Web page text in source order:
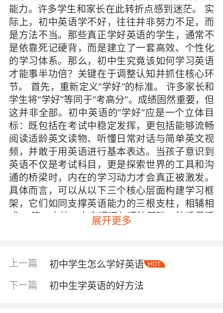
能力。许多学生和家长在此转折点感到迷茫。 实
际上，初中英语学不好，往往并非努力不足，而
是方法不当。那些真正学好英语的学生，通常不
是依靠死记硬背，而是建立了一套高效、个性化
的学习体系。那么，初中生究竟该如何学习英语
才能事半功倍？关键在于调整认知并抓住核心环
节。 首先，重新定义“学好”的标准。 许多家长和
学生将“学好”等同于“考高分”。成绩固然重要，但
这并非全部。初中英语的“学好”应是一个立体目
标：既包括在考试中稳定发挥，更包括能够流畅
阅读适龄英文读物、听懂日常对话与简单英文视
频，并敢于用英语进行基本表达。当孩子意识到
英语不仅是考试科目，更是探索世界的工具和沟
通的桥梁时，内在的学习动力才会真正被激发。
具体而言，可以从以下三个核心层面构建学习框
架，它们如同支撑英语能力的三根支柱，相辅相
成。 第一支柱：夯实词汇与语法基础，注重灵活
运用。 词汇是语言的基石。初中课标要求掌握约
背”的循环。建议避免孤立背诵单词表，而是在语
境中记忆。例如，学习单词“brilliant”时，不仅要
记住其中文意思“杰出的”，更要尝试阅读包含该
词的句子或自行造句：“The scientist made a
展开更多
上一篇 初中学生怎么学好英语 HOT
下一篇 初中生学英语的好方法